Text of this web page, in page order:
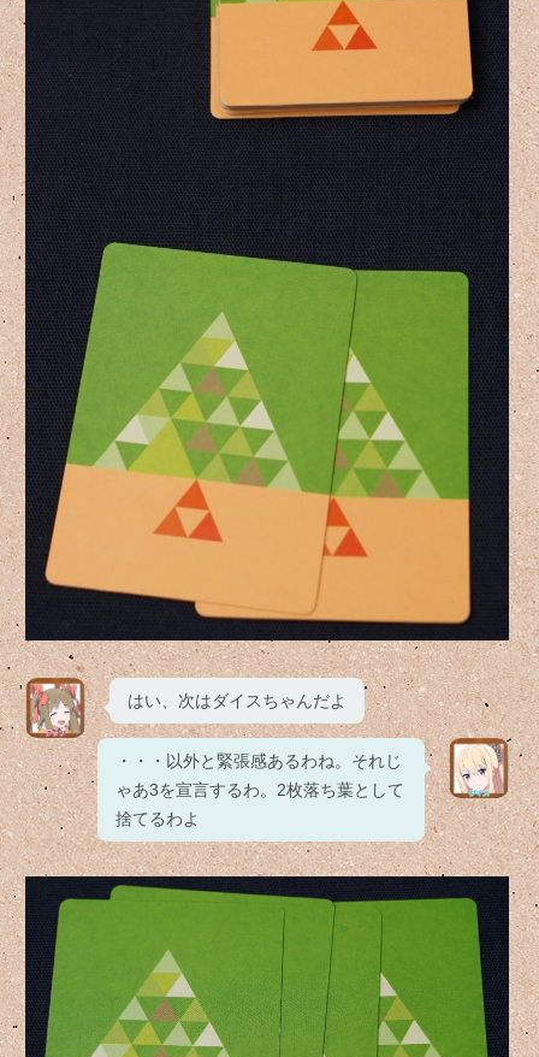
はい、次はダイスちゃんだよ
・・・以外と緊張感あるわね。それじ
ゃあ3を宣言するわ。2枚落ち葉として
捨てるわよ